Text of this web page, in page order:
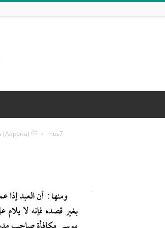
История пророков Мусы (Моисея) и Харуна (Аарона) ﷺ mus7